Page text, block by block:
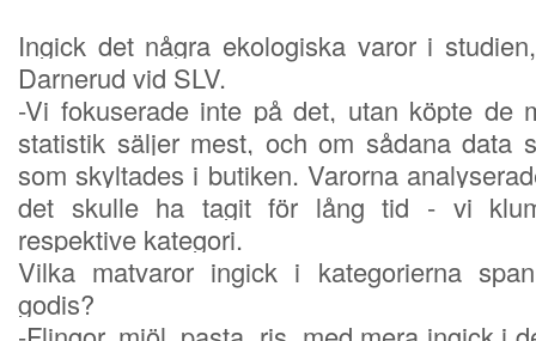
Ingick det några ekologiska varor i
Darnerud vid SLV.
-Vi fokuserade inte på det, utan köpte de
statistik säljer mest, och om sådana data
som skyltades i butiken. Varorna
det skulle ha tagit för lång tid - vi
respektive kategori.
Vilka matvaror ingick i kategorierna
godis?